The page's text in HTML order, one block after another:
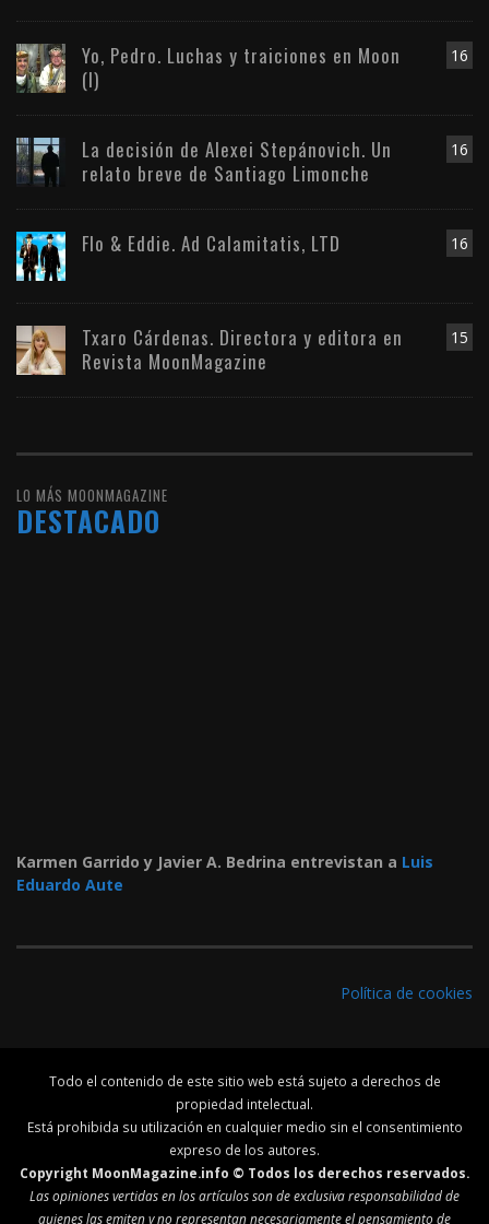
16
Yo, Pedro. Luchas y traiciones en Moon
(I)
16
La decisión de Alexei Stepánovich. Un
relato breve de Santiago Limonche
16
Flo & Eddie. Ad Calamitatis, LTD
15
Txaro Cárdenas. Directora y editora en
Revista MoonMagazine
LO MÁS MOONMAGAZINE
DESTACADO
Karmen Garrido y Javier A. Bedrina entrevistan a Luis
Eduardo Aute
Política de cookies
Todo el contenido de este sitio web está sujeto a derechos de
propiedad intelectual.
Está prohibida su utilización en cualquier medio sin el consentimiento
expreso de los autores.
Copyright MoonMagazine.info © Todos los derechos reservados.
Las opiniones vertidas en los artículos son de exclusiva responsabilidad de
quienes las emiten y no representan necesariamente el pensamiento de